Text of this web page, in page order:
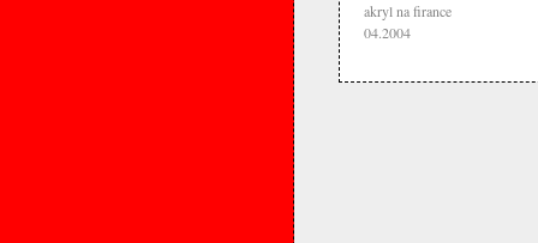
akryl na firance
04.2004